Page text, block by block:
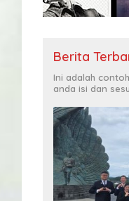
Berita
Ini adalah
anda isi dan